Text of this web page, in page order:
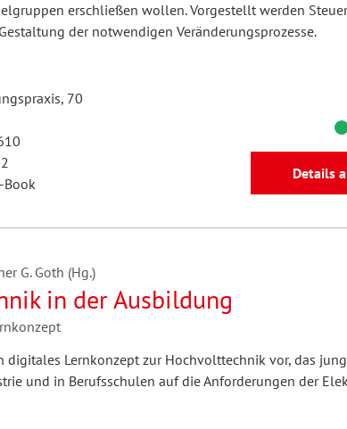
erschließen wollen. Vorgestellt werden
der notwendigen Veränderungsprozesse.
70
Book
Details
G. Goth (Hg.)
in der Ausbildung
digitales Lernkonzept zur Hochvolttechnik vor, das
und in Berufsschulen auf die Anforderungen der